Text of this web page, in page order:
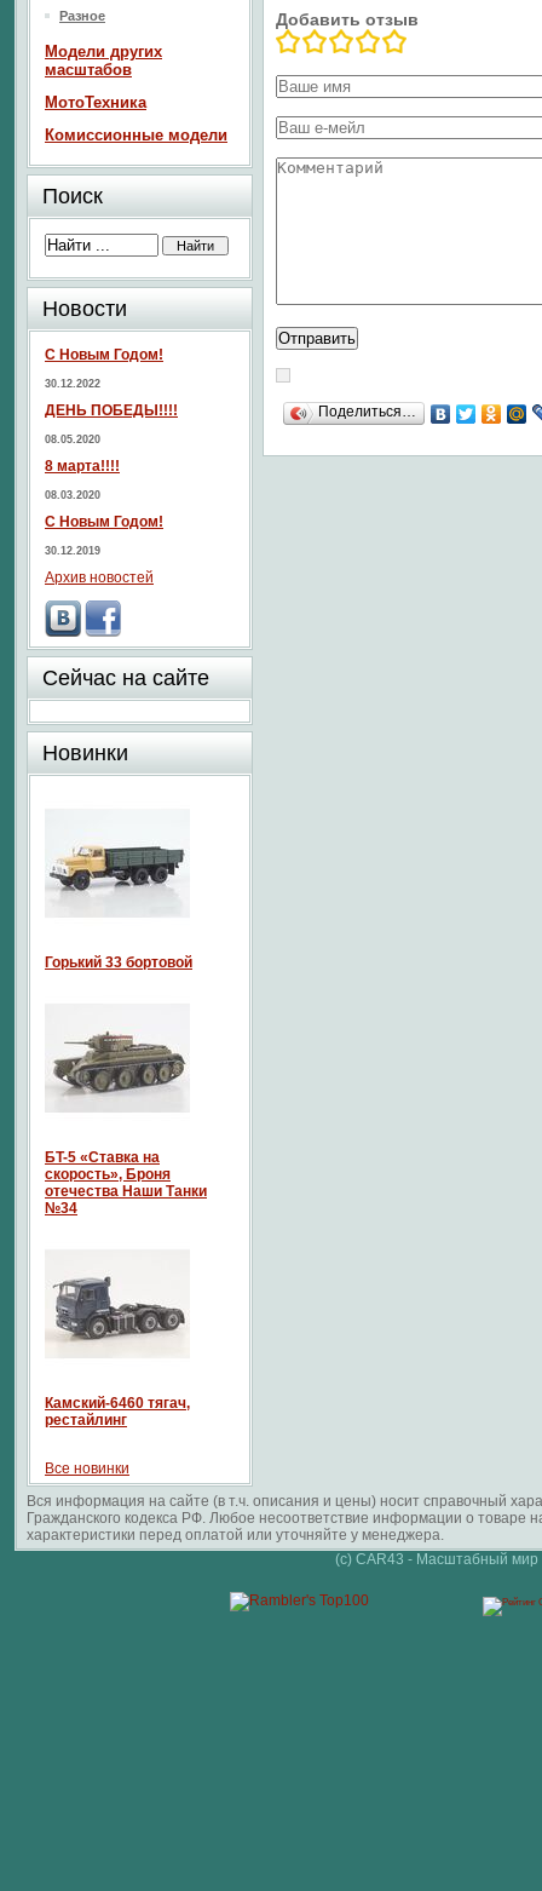
Добавить отзыв
Поделиться…
Разное
Модели других
масштабов
МотоТехника
Комиссионные модели
Поиск
Новости
С Новым Годом!
30.12.2022
ДЕНЬ ПОБЕДЫ!!!!
08.05.2020
8 марта!!!!
08.03.2020
С Новым Годом!
30.12.2019
Архив новостей
Сейчас на сайте
Новинки
Горький 33 бортовой
БT-5 «Ставка на
скорость», Броня
отечества Наши Танки
№34
Камский-6460 тягач,
рестайлинг
Все новинки
Вся информация на сайте (в т.ч. описания и цены) носит справочный
Гражданского кодекса РФ. Любое несоответствие информации о
характеристики перед оплатой или уточняйте у менеджера.
(c) CAR43 - Масштабный мир